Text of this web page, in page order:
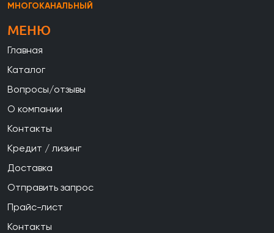
МНОГОКАНАЛЬНЫЙ
МЕНЮ
Главная
Каталог
Вопросы/отзывы
О компании
Контакты
Кредит / лизинг
Доставка
Отправить запрос
Прайс-лист
Контакты